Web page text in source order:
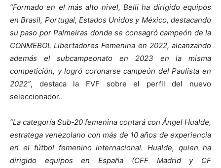
“Formado en el más alto nivel, Belli ha dirigido equipos
en Brasil, Portugal, Estados Unidos y México, destacando
su paso por Palmeiras donde se consagró campeón de la
CONMEBOL Libertadores Femenina en 2022, alcanzando
además el subcampeonato en 2023 en la misma
competición, y logró coronarse campeón del Paulista en
2022”, destaca la FVF sobre el perfil del nuevo
seleccionador.
“La categoría Sub-20 femenina contará con Ángel Hualde,
estratega venezolano con más de 10 años de experiencia
en el fútbol femenino internacional. Hualde, quien ha
dirigido equipos en España (CFF Madrid y CF